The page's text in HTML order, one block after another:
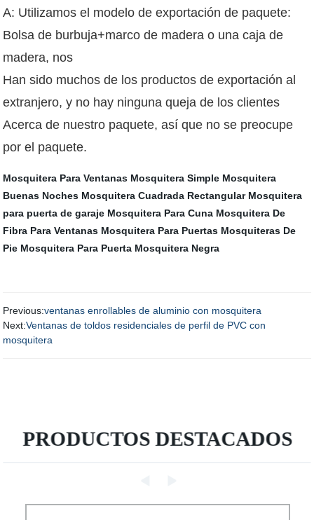
A: Utilizamos el modelo de exportación de paquete:
Bolsa de burbuja+marco de madera o una caja de
madera, nos
Han sido muchos de los productos de exportación al
extranjero, y no hay ninguna queja de los clientes
Acerca de nuestro paquete, así que no se preocupe
por el paquete.
Mosquitera Para Ventanas Mosquitera Simple Mosquitera
Buenas Noches Mosquitera Cuadrada Rectangular Mosquitera
para puerta de garaje Mosquitera Para Cuna Mosquitera De
Fibra Para Ventanas Mosquitera Para Puertas Mosquiteras De
Pie Mosquitera Para Puerta Mosquitera Negra
Previous:ventanas enrollables de aluminio con mosquitera
Next:Ventanas de toldos residenciales de perfil de PVC con
mosquitera
PRODUCTOS DESTACADOS